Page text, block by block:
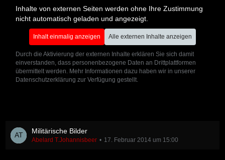
Inhalte von externen Seiten werden ohne Ihre Zustimmung
nicht automatisch geladen und angezeigt.
Inhalt einmalig anzeigen Alle externen Inhalte anzeigen
Durch die Aktivierung der externen Inhalte erklären Sie sich damit
einverstanden, dass personenbezogene Daten an Drittplattformen
übermittelt werden. Mehr Informationen dazu haben wir in unserer
Datenschutzerklärung zur Verfügung gestellt.
Militärische Bilder
Abelard T.Johannisbeer 17. Februar 2014 um 15:00